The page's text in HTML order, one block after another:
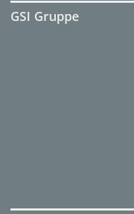
GSI Gruppe